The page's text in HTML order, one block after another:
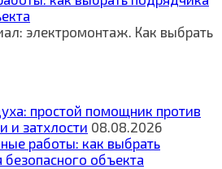
электромонтаж. Как выбрать
простой помощник против
и затхлости 08.08.2026
работы: как выбрать
объекта